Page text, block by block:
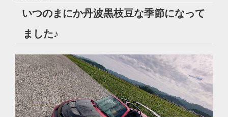
いつのまにか丹波黒枝豆な季節になって
ました♪